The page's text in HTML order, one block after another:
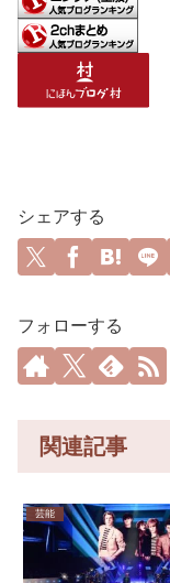
シェアする
フォローする
関連記事
芸能